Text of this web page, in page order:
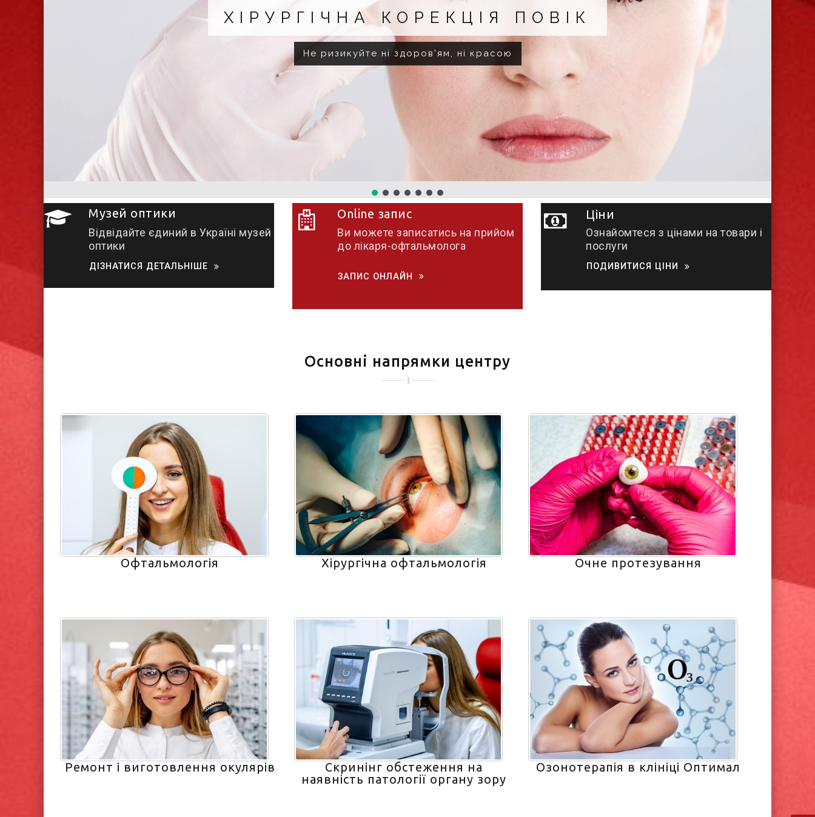
ХІРУРГІЧНЕ ЛІКУВАННЯ ГЛАУКОМИ
Місяць супроводу після операції
Музей оптики
Відвідайте єдиний в Україні музей
оптики
ДІЗНАТИСЯ ДЕТАЛЬНІШЕ
Online запис
Ви можете записатись на прийом
до лікаря-офтальмолога
ЗАПИС ОНЛАЙН
Ціни
Ознайомтеся з цінами на товари і
послуги
ПОДИВИТИСЯ ЦІНИ
Основні напрямки центру
Офтальмологія Хірургічна офтальмологія Очне протезування
Ремонт і виготовлення окулярів
Скринінг обстеження на
наявність патології органу зору
Озонотерапія в клініці Оптимал